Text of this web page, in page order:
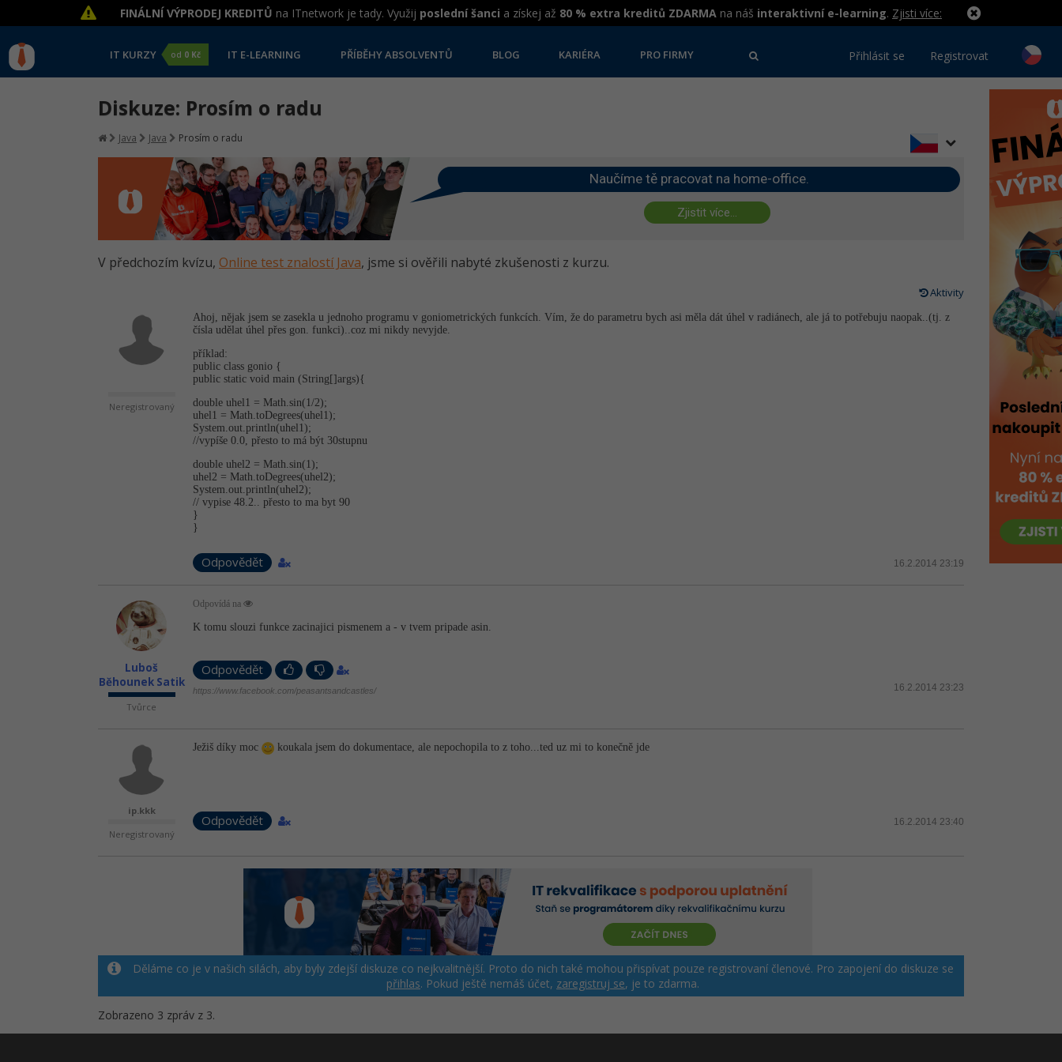
FINÁLNÍ VÝPRODEJ KREDITŮ na ITnetwork je tady. Využij poslední šanci a získej až 80 % extra kreditů ZDARMA na náš interaktivní e-learning. Zjisti více:
IT KURZY od 0 Kč IT E-LEARNING PŘÍBĚHY ABSOLVENTŮ BLOG KARIÉRA PRO FIRMY Přihlásit se Registrovat
Diskuze: Prosím o radu
Java Java Prosím o radu
Naučíme tě pracovat na home-office.
Zjistit více...
V předchozím kvízu, Online test znalostí Java, jsme si ověřili nabyté zkušenosti z kurzu.
Aktivity
Neregistrovaný
Ahoj, nějak jsem se zasekla u jednoho programu v goniometrických funkcích. Vím, že do parametru bych asi měla dát úhel v radiánech, ale já to potřebuju naopak..(tj. z
čísla udělat úhel přes gon. funkci)..coz mi nikdy nevyjde.
příklad:
public class gonio {
public static void main (String[]args){
double uhel1 = Math.sin(1/2);
uhel1 = Math.toDegrees(u­hel1);
System.out.prin­tln(uhel1);
//vypíše 0.0, přesto to má být 30stupnu
double uhel2 = Math.sin(1);
uhel2 = Math.toDegrees(u­hel2);
System.out.prin­tln(uhel2);
// vypise 48.2.. přesto to ma byt 90
}
}
Odpovědět 16.2.2014 23:19
Luboš
Běhounek Satik
Tvůrce
Odpovídá na
K tomu slouzi funkce zacinajici pismenem a - v tvem pripade asin.
Odpovědět
16.2.2014 23:23
https://www.facebook.com/peasantsandcastles/
ip.kkk
Neregistrovaný
Ježiš díky moc koukala jsem do dokumentace, ale nepochopila to z toho...ted uz mi to konečně jde
Odpovědět 16.2.2014 23:40
Děláme co je v našich silách, aby byly zdejší diskuze co nejkvalitnější. Proto do nich také mohou přispívat pouze registrovaní členové. Pro zapojení do diskuze se
přihlas. Pokud ještě nemáš účet, zaregistruj se, je to zdarma.
Zobrazeno 3 zpráv z 3.